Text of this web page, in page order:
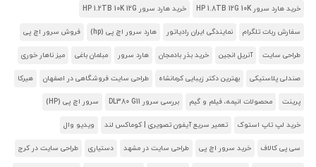
خرید هارد سرور HP 1.8TB 12G 10K خرید هارد سرور HP 1.2TB 10K 12G
سفارش ربات تلگرام نمایندگی ایران رادیاتور هارد سرور اچ پی (hp) فروش سرور اچ پی
طراحی سایت آنریل انجین خرید بذر بادمجان هارد سرور مبلمان باغی میز ناهار خوری
صندلی پلاستیکی بهترین دکتر زیبایی کرمانشاه طراحی سایت فروشگاهی در اصفهان هیرکا
پرینت محصولات انیمه، فیلم و گیم بررسی سرور DL380 G11 سرور اچ پی (HP)
خرید لپ تاپ استوک تعمیر سریع آیفون تصویری | کوماکس لند ویدیو وال
سی پی کالاف خرید سرور اچ پی طراحی سایت در مشهد دستیاری طراحی سایت در کرج